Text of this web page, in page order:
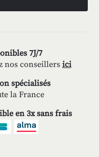
7J/7
nos conseillers ici
spécialisés
la France
en 3x sans frais